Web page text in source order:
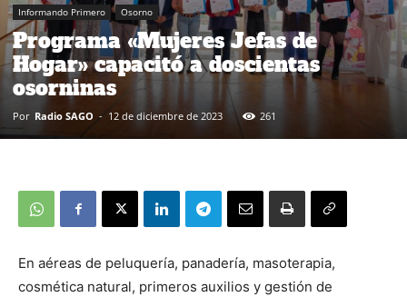
Informando Primero Osorno
Programa «Mujeres Jefas de
Hogar» capacitó a doscientas
osorninas
Por Radio SAGO - 12 de diciembre de 2023 261
En aéreas de peluquería, panadería, masoterapia,
cosmética natural, primeros auxilios y gestión de